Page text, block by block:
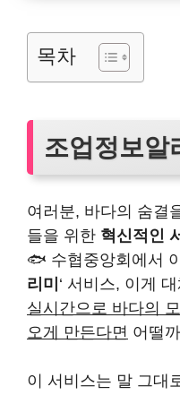
목차
조업정보알
여러분, 바다의 숨결
들을 위한 혁신적인
🐟 수협중앙회에서
리미 ‘ 서비스, 이게
실시간으로 바다의
오게 만든다면 어떨
이 서비스는 말 그대